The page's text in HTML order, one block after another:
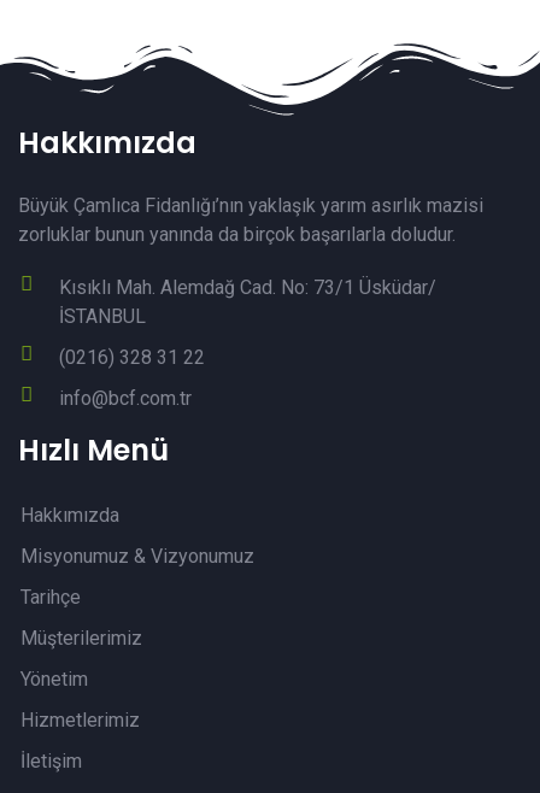
Hakkımızda
Büyük Çamlıca Fidanlığı’nın yaklaşık yarım asırlık mazisi
zorluklar bunun yanında da birçok başarılarla doludur.
Kısıklı Mah. Alemdağ Cad. No: 73/1 Üsküdar/
İSTANBUL
(0216) 328 31 22
info@bcf.com.tr
Hızlı Menü
Hakkımızda
Misyonumuz & Vizyonumuz
Tarihçe
Müşterilerimiz
Yönetim
Hizmetlerimiz
İletişim